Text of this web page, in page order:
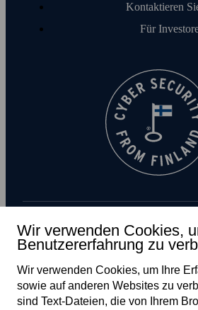
Kontaktieren
Für
Newsletter
Wir verwenden Cookies,
Benutzererfahrung zu
Wir verwenden Cookies, um Ihre
sowie auf anderen Web­sites zu
sind Text-Dateien, die von Ihrem